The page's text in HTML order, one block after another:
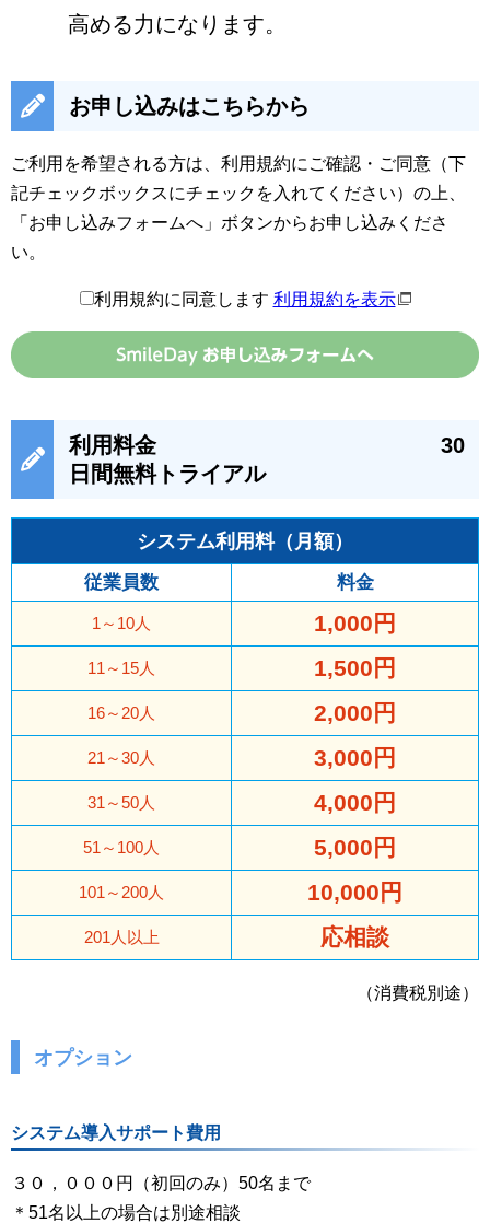
高める力になります。
お申し込みはこちらから
ご利用を希望される方は、利用規約にご確認・ご同意（下
記チェックボックスにチェックを入れてください）の上、
「お申し込みフォームへ」ボタンからお申し込みくださ
い。
利用規約に同意します 利用規約を表示
利用料金 30
日間無料トライアル
システム利用料（月額）
従業員数 料金
1～10人 1,000円
11～15人 1,500円
16～20人 2,000円
21～30人 3,000円
31～50人 4,000円
51～100人 5,000円
101～200人 10,000円
201人以上 応相談
（消費税別途）
オプション
システム導入サポート費用
３０，０００円（初回のみ）50名まで
＊51名以上の場合は別途相談